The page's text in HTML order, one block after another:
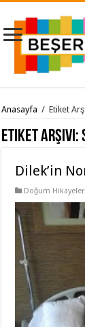
Anasayfa / Etiket
Etiket Arşivi:
Dilek’in
Doğum